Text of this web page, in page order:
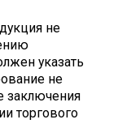
не
указать
не
заключения
торгового